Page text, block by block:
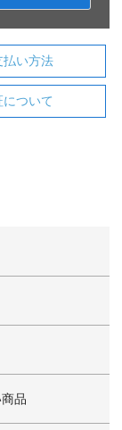
払い方法
について
品